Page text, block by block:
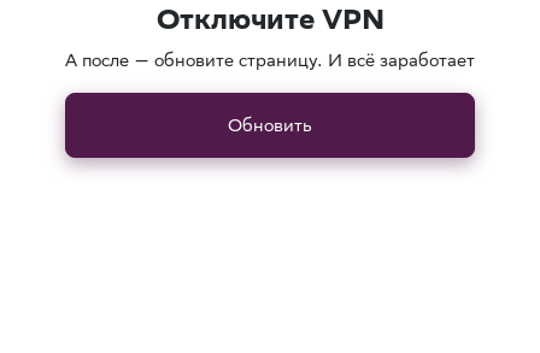
Отключите VPN
А после — обновите страницу. И всё заработает
Обновить